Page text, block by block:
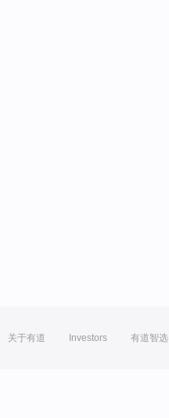
关于有道 Investors 有道智选